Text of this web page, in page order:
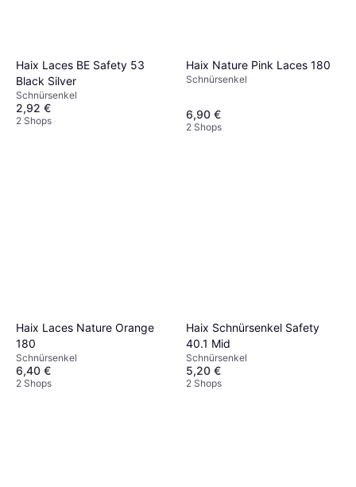
Haix Laces BE Safety 53
Black Silver
Schnürsenkel
2,92 €
2 Shops
Haix Nature Pink Laces 180
Schnürsenkel
6,90 €
2 Shops
Haix Laces Nature Orange
180
Schnürsenkel
6,40 €
2 Shops
Haix Schnürsenkel Safety
40.1 Mid
Schnürsenkel
5,20 €
2 Shops